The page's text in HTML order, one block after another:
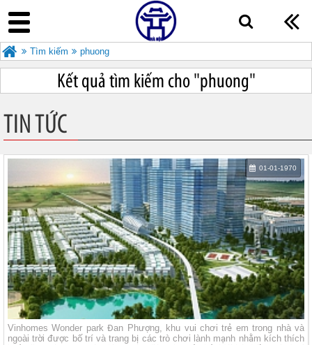
Tìm kiếm phuong
Kết quả tìm kiếm cho "phuong"
TIN TỨC
01-01-1970
Vinhomes Wonder park Đan Phượng, khu vui chơi trẻ em trong nhà và
ngoài trời được bố trí và trang bị các trò chơi lành mạnh nhằm kích thích